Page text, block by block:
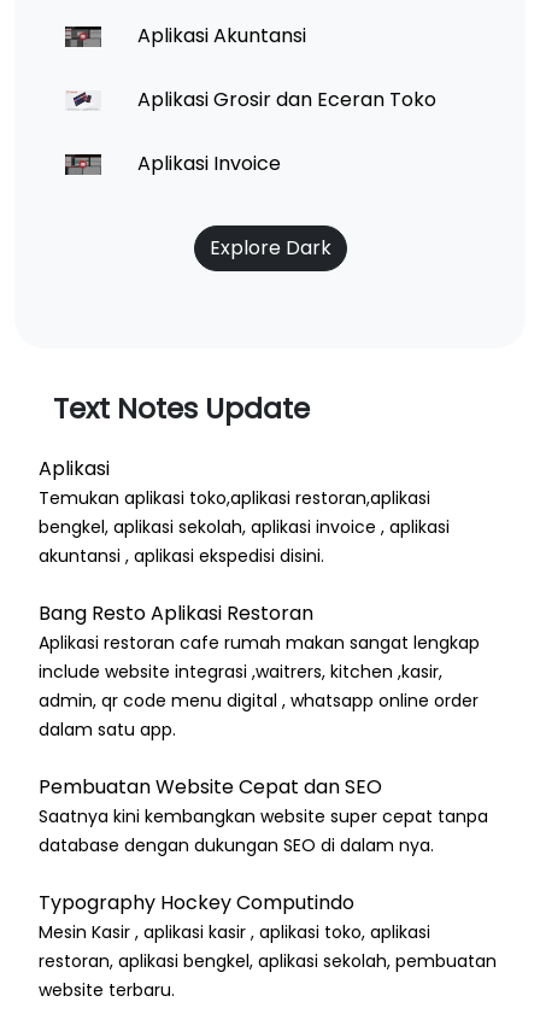
Aplikasi Akuntansi
Aplikasi Grosir dan Eceran Toko
Aplikasi Invoice
Explore Dark
Text Notes Update
Aplikasi
Temukan aplikasi toko,aplikasi restoran,aplikasi
bengkel, aplikasi sekolah, aplikasi invoice , aplikasi
akuntansi , aplikasi ekspedisi disini.
Bang Resto Aplikasi Restoran
Aplikasi restoran cafe rumah makan sangat lengkap
include website integrasi ,waitrers, kitchen ,kasir,
admin, qr code menu digital , whatsapp online order
dalam satu app.
Pembuatan Website Cepat dan SEO
Saatnya kini kembangkan website super cepat tanpa
database dengan dukungan SEO di dalam nya.
Typography Hockey Computindo
Mesin Kasir , aplikasi kasir , aplikasi toko, aplikasi
restoran, aplikasi bengkel, aplikasi sekolah, pembuatan
website terbaru.